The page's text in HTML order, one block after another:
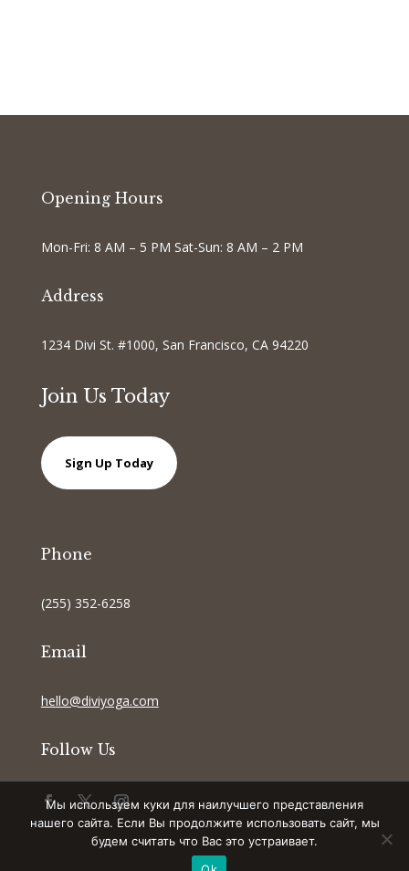
Opening Hours
Mon-Fri: 8 AM – 5 PM Sat-Sun: 8 AM – 2 PM
Address
1234 Divi St. #1000, San Francisco, CA 94220
Join Us Today
Sign Up Today
Phone
(255) 352-6258
Email
hello@diviyoga.com
Follow Us
Мы используем куки для наилучшего представления
нашего сайта. Если Вы продолжите использовать сайт, мы
будем считать что Вас это устраивает.